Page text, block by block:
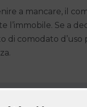
a mancare, il
Se a
di comodato